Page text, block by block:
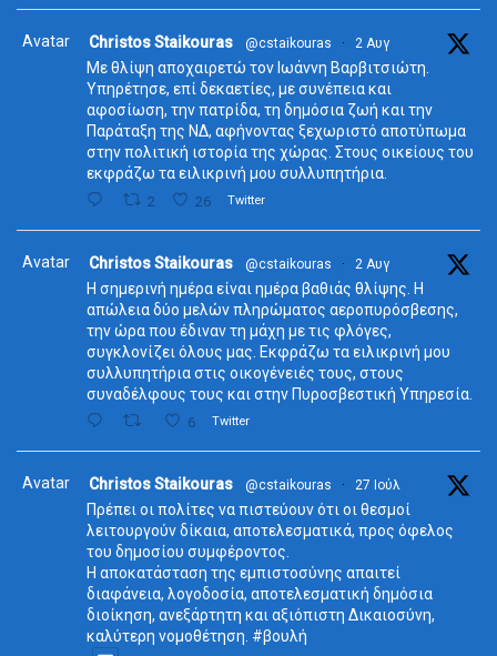
Avatar Christos Staikouras @cstaikouras · 2 Αυγ
Με θλίψη αποχαιρετώ τον Ιωάννη Βαρβιτσιώτη.
Υπηρέτησε, επί δεκαετίες, με συνέπεια και
αφοσίωση, την πατρίδα, τη δημόσια ζωή και την
Παράταξη της ΝΔ, αφήνοντας ξεχωριστό αποτύπωμα
στην πολιτική ιστορία της χώρας. Στους οικείους του
εκφράζω τα ειλικρινή μου συλλυπητήρια.
2 26 Twitter
Avatar Christos Staikouras @cstaikouras · 2 Αυγ
Η σημερινή ημέρα είναι ημέρα βαθιάς θλίψης. Η
απώλεια δύο μελών πληρώματος αεροπυρόσβεσης,
την ώρα που έδιναν τη μάχη με τις φλόγες,
συγκλονίζει όλους μας. Εκφράζω τα ειλικρινή μου
συλλυπητήρια στις οικογένειές τους, στους
συναδέλφους τους και στην Πυροσβεστική Υπηρεσία.
6 Twitter
Avatar Christos Staikouras @cstaikouras · 27 Ιούλ
Πρέπει οι πολίτες να πιστεύουν ότι οι θεσμοί
λειτουργούν δίκαια, αποτελεσματικά, προς όφελος
του δημοσίου συμφέροντος.
Η αποκατάσταση της εμπιστοσύνης απαιτεί
διαφάνεια, λογοδοσία, αποτελεσματική δημόσια
διοίκηση, ανεξάρτητη και αξιόπιστη Δικαιοσύνη,
καλύτερη νομοθέτηση. #βουλή